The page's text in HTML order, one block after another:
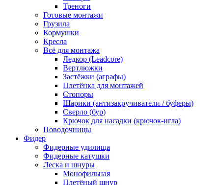
Треноги
Готовые монтажи
Грузила
Кормушки
Кресла
Всё для монтажа
Ледкор (Leadcore)
Вертлюжки
Застёжки (аграфы)
Плетёнка для монтажей
Стопоры
Шарики (антизакручиватели / буферы)
Сверло (бур)
Крючок для насадки (крючок-игла)
Поводочницы
Фидер
Фидерные удилища
Фидерные катушки
Леска и шнуры
Монофильная
Плетёный шнур